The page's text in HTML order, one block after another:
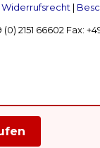
Widerrufsrecht |
2151 66602 Fax: